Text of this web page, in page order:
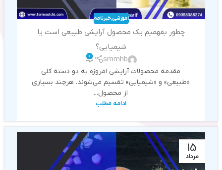
اموزشی,خبرنامه
چطور بفهمیم یک محصول آرایشی طبیعی است یا
شیمیایی؟
smmhb
0
مقدمه محصولات آرایشی امروزه به دو دسته کلی
«طبیعی» و «شیمیایی» تقسیم می‌شوند. هرچند بسیاری
از محصول...
ادامه مطلب
15
مرداد